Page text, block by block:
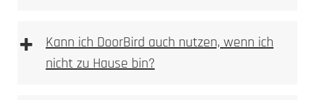
+
Kann ich DoorBird auch nutzen, wenn ich
nicht zu Hause bin?